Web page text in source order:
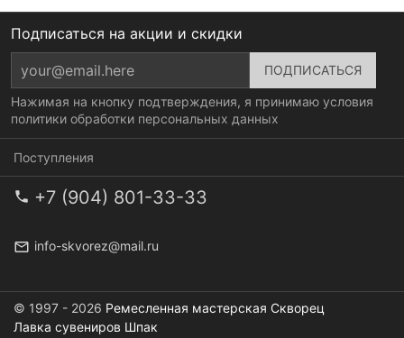
Подписаться на акции и скидки
Нажимая на кнопку подтверждения, я принимаю условия
политики обработки персональных данных
Поступления
+7 (904) 801-33-33
info-skvorez@mail.ru
© 1997 - 2026 Ремесленная мастерская Скворец
Лавка сувениров Шпак